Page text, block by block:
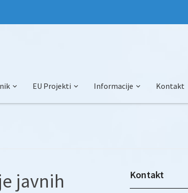
EU Projekti Informacije Kontakt
javnih
Kontakt